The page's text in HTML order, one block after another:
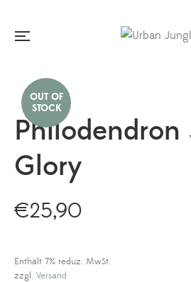
Philodendron
Glory
€25,90
Enthält 7% reduz. MwSt.
zzgl. Versand